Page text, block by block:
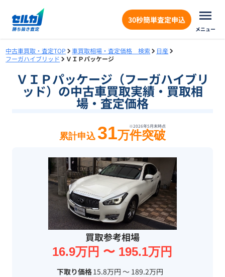
30秒簡単査定申込
メニュー
中古車買取・査定TOP 車買取相場・査定価格 検索
日産
フーガハイブリッド
ＶＩＰパッケージ
ＶＩＰパッケージ（フーガハイブリ
ッド）の中古車買取実績・買取相
場・査定価格
※2026年5月末時点
累計申込 31万件突破
買取参考相場
16.9万円 〜 195.1万円
下取り価格15.8万円 〜 189.2万円